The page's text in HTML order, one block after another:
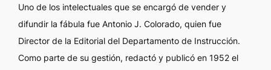
Uno de los intelectuales que se encargó de vender y
difundir la fábula fue Antonio J. Colorado, quien fue
Director de la Editorial del Departamento de Instrucción.
Como parte de su gestión, redactó y publicó en 1952 el